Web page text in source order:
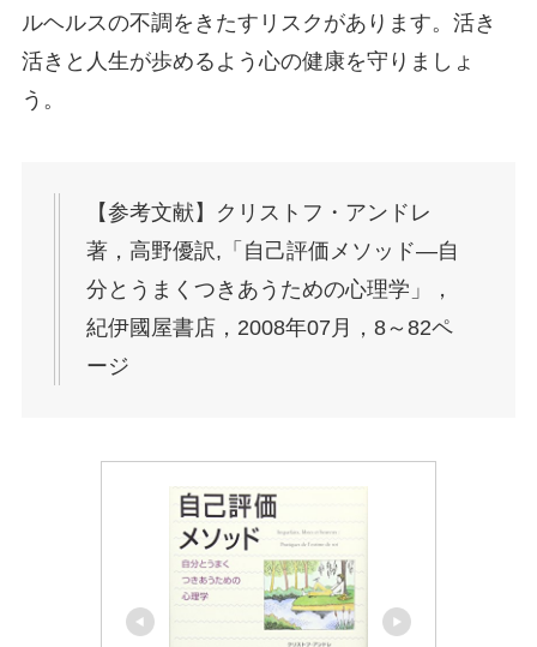
ルヘルスの不調をきたすリスクがあります。活き
活きと人生が歩めるよう心の健康を守りましょ
う。
【参考文献】クリストフ・アンドレ
著，高野優訳,「自己評価メソッド―自
分とうまくつきあうための心理学」，
紀伊國屋書店，2008年07月，8～82ペ
ージ